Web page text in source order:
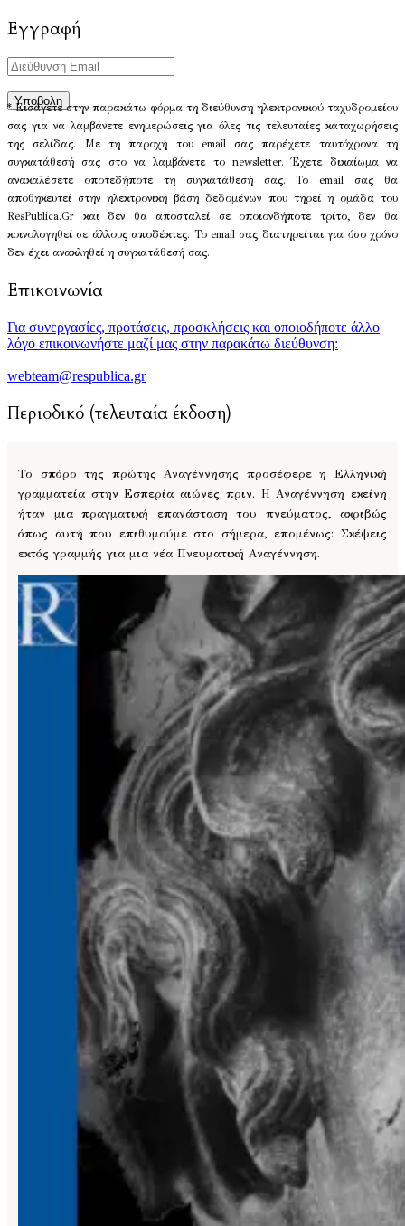
Εγγραφή
* Εισάγετε στην παρακάτω φόρμα τη διεύθυνση ηλεκτρονικού ταχυδρομείου
σας για να λαμβάνετε ενημερώσεις για όλες τις τελευταίες καταχωρήσεις
της σελίδας. Με τη παροχή του email σας παρέχετε ταυτόχρονα τη
συγκατάθεσή σας στο να λαμβάνετε το newsletter. Έχετε δικαίωμα να
ανακαλέσετε οποτεδήποτε τη συγκατάθεσή σας. Το email σας θα
αποθηκευτεί στην ηλεκτρονική βάση δεδομένων που τηρεί η ομάδα του
ResPublica.Gr και δεν θα αποσταλεί σε οποιονδήποτε τρίτο, δεν θα
κοινολογηθεί σε άλλους αποδέκτες. Το email σας διατηρείται για όσο χρόνο
δεν έχει ανακληθεί η συγκατάθεσή σας.
Επικοινωνία
Για συνεργασίες, προτάσεις, προσκλήσεις και οποιοδήποτε άλλο
λόγο επικοινωνήστε μαζί μας στην παρακάτω διεύθυνση:
webteam@respublica.gr
Περιοδικό (τελευταία έκδοση)
Το σπόρο της πρώτης Αναγέννησης προσέφερε η Ελληνική
γραμματεία στην Εσπερία αιώνες πριν. Η Αναγέννηση εκείνη
ήταν μια πραγματική επανάσταση του πνεύματος, ακριβώς
όπως αυτή που επιθυμούμε στο σήμερα, επομένως: Σκέψεις
εκτός γραμμής για μια νέα Πνευματική Αναγέννηση.